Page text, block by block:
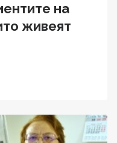
на
живеят